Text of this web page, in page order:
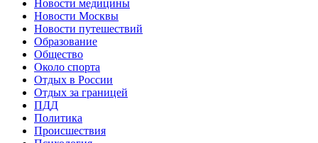
Новости медицины
Новости Москвы
Новости путешествий
Образование
Общество
Около спорта
Отдых в России
Отдых за границей
ПДД
Политика
Происшествия